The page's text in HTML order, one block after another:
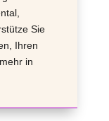
Sie
Ihren
in